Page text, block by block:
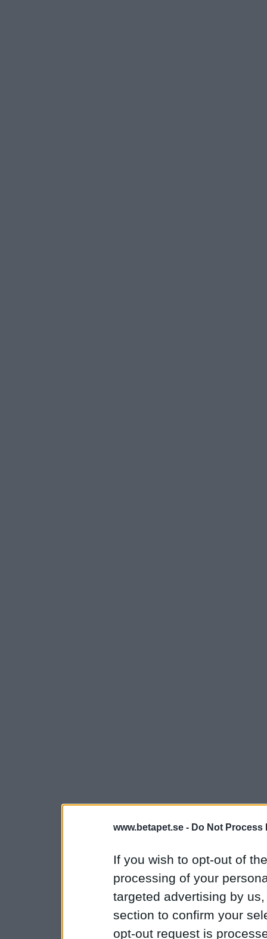
www.betapet.se - Do Not Process
If you wish to opt-out of
processing of your
targeted advertising by
section to confirm your
opt-out request is